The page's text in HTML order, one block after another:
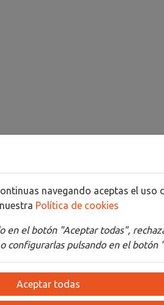
navegando aceptas el uso
Política de cookies
en el botón "Aceptar todas",
configurarlas pulsando en el botón
Aceptar todas